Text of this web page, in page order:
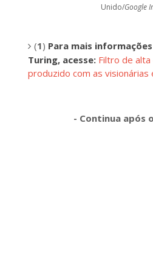
Unido/Google
(1) Para mais
Turing, acesse: Filtro de alta
produzido com as
- Continua após